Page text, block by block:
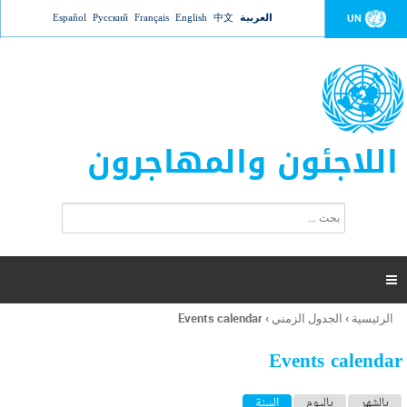
Jump to navigation UN العربية 中文
English
Français
Русский
Español
اللاجئون والمهاجرون
ت
ر
ل
ح
ب

أنت
هنا
الرئيسية › الجدول الزمني ›
Events calendar
Events calendar